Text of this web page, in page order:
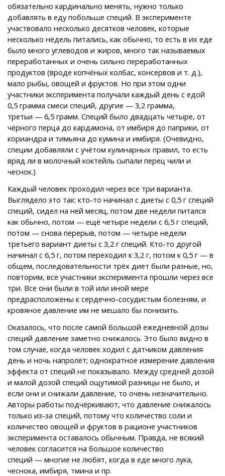
обязательно кардинально менять, нужно только
добавлять в еду побольше специй. В эксперименте
участвовало несколько десятков человек, которые
несколько недель питались, как обычно, то есть в их еде
было много углеводов и жиров, много так называемых
переработанных и очень сильно переработанных
продуктов (вроде копчёных колбас, консервов и т. д.),
мало рыбы, овощей и фруктов. Но при этом одни
участники эксперимента получали каждый день с едой
0,5 грамма смеси специй, другие — 3,2 грамма,
третьи — 6,5 грамм. Специй было двадцать четыре, от
чёрного перца до кардамона, от имбиря до паприки, от
кориандра и тимьяна до кумина и имбиря. (Очевидно,
специи добавляли с учётом кулинарных правил, то есть
вряд ли в молочный коктейль сыпали перец чили и
чеснок.)
Каждый человек проходил через все три варианта.
Выглядело это так: кто-то начинал с диеты с 0,5 г специй
специй, сидел на ней месяц, потом две недели питался
как обычно, потом — ещё четыре недели с 6,5 г специй,
потом — снова перерыв, потом — четыре недели
третьего вариант диеты с 3,2 г специй. Кто-то другой
начинал с 6,5 г, потом переходил к 3,2 г, потом к 0,5 г — в
общем, последовательности трёх диет были разные, но,
повторим, все участники эксперимента прошли через все
три. Все они были в той или иной мере
предрасположены к сердечно-сосудистым болезням, и
кровяное давление им не мешало бы понизить.
Оказалось, что после самой большой ежедневной дозы
специй давление заметно снижалось. Это было видно в
том случае, когда человек ходил с датчиком давления
день и ночь напролёт; однократное измерение давления
эффекта от специй не показывало. Между средней дозой
и малой дозой специй ощутимой разницы не было, и
если они и снижали давление, то очень незначительно.
Авторы работы подчёркивают, что давление снижалось
только из-за специй, потому что количество соли и
количество овощей и фруктов в рационе участников
эксперимента оставалось обычным. Правда, не всякий
человек согласится на большое количество
специй — многие не любят, когда в еде много лука,
чеснока, имбиря, тмина и пр.